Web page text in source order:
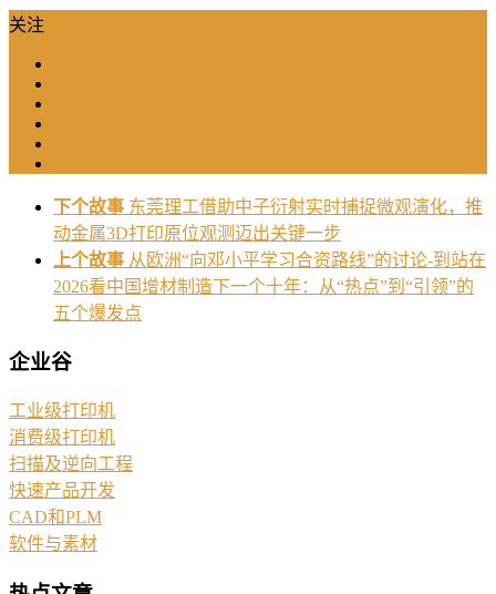
关注
下个故事 东莞理工借助中子衍射实时捕捉微观演化，推
动金属3D打印原位观测迈出关键一步
上个故事 从欧洲“向邓小平学习合资路线”的讨论-到站在
2026看中国增材制造下一个十年：从“热点”到“引领”的
五个爆发点
企业谷
工业级打印机
消费级打印机
扫描及逆向工程
快速产品开发
CAD和PLM
软件与素材